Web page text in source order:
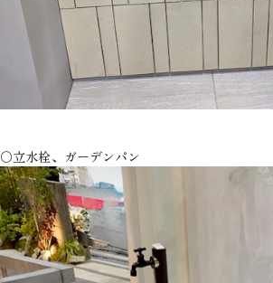
〇立水栓、ガーデンパン